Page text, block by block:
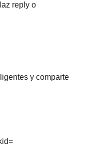
reply o
y comparte